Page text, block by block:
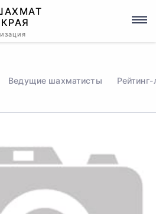
Ведущие шахматисты Рейтинг-